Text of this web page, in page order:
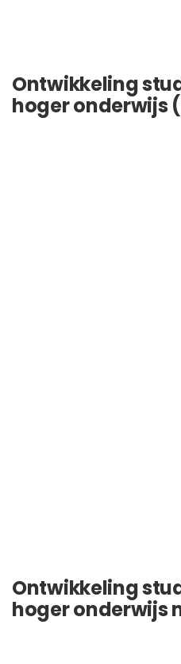
Ontwikkeling
hoger onderwijs
Ontwikkeling
hoger onderwijs